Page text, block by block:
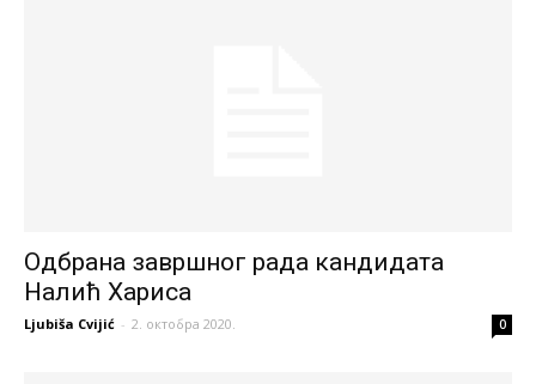
Одбрана завршног рада кандидата
Налић Хариса
Ljubiša Cvijić - 2. октобра 2020. 0